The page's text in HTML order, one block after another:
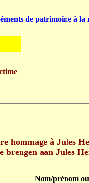
hommage à Jules
brengen aan Jules
Nom/prénom
de patrimoine à la